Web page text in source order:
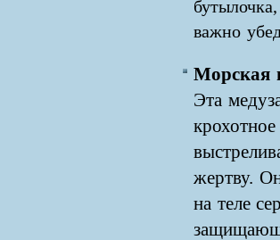
важно
Морская
Эта
жертву.
на теле